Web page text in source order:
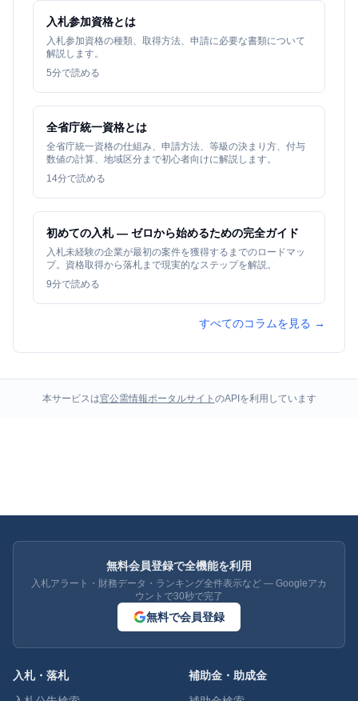
入札参加資格とは
入札参加資格の種類、取得方法、申請に必要な書類について
解説します。
5分で読める
全省庁統一資格とは
全省庁統一資格の仕組み、申請方法、等級の決まり方、付与
数値の計算、地域区分まで初心者向けに解説します。
14分で読める
初めての入札 — ゼロから始めるための完全ガイド
入札未経験の企業が最初の案件を獲得するまでのロードマッ
プ。資格取得から落札まで現実的なステップを解説。
9分で読める
すべてのコラムを見る →
本サービスは官公需情報ポータルサイト のAPIを利用しています
無料会員登録で全機能を利用
入札アラート・財務データ・ランキング全件表示など — Googleアカ
ウントで30秒で完了
無料で会員登録
入札・落札
補助金・助成金